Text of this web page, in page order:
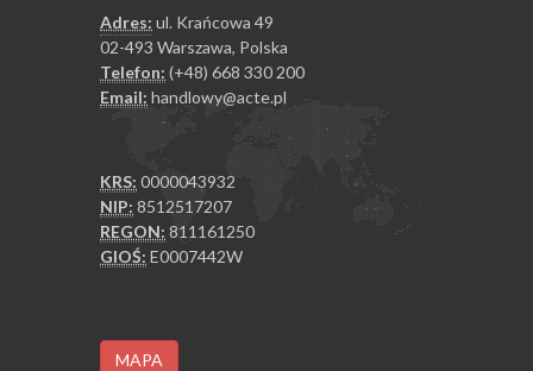
Adres: ul. Krańcowa 49
02-493 Warszawa, Polska
Telefon: (+48) 668 330 200
Email: handlowy@acte.pl
KRS: 0000043932
NIP: 8512517207
REGON: 811161250
GIOŚ: E0007442W
MAPA